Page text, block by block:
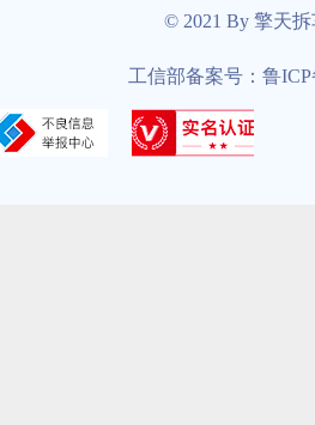
© 2021 By 擎天
工信部备案号：鲁